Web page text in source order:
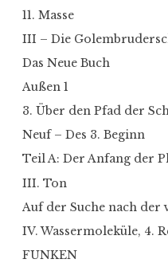
11. Masse
III – Die
Das Neue Buch
Außen 1
3. Über den Pfad der
Neuf – Des 3. Beginn
Teil A: Der Anfang der
III. Ton
Auf der Suche nach
IV. Wassermoleküle, 4.
FUNKEN